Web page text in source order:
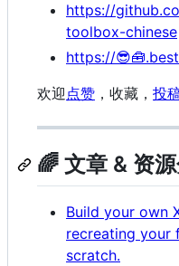
https://
toolbox-chinese
https://
欢迎 点赞 ，收藏， 投
🌈 文章 & 资
Build your own
recreating your
scratch.